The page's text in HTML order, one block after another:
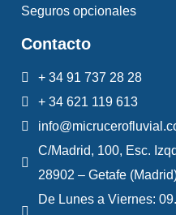
Espejos, llamada
cotidiana como
y de encuentros,
cortesanos.
1687, con un largo
10m, y una altura
por grandes
espejos. Se
Seguros opcionales
Contacto
+ 34 91 737 28 28
+ 34 621 119 613
C/Madrid, 100, Esc.
28902 – Getafe
De Lunes a Viernes: